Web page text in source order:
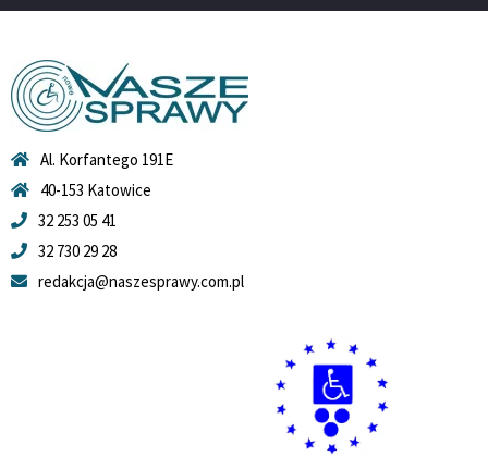
Al. Korfantego 191E
40-153 Katowice
32 253 05 41
32 730 29 28
redakcja@naszesprawy.com.pl